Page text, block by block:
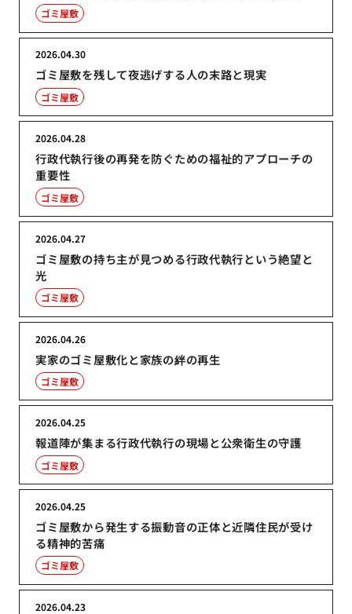
ゴミ屋敷
ゴミ屋敷を残して夜逃げする人の末路と現実
2026.04.30
ゴミ屋敷
行政代執行後の再発を防ぐための福祉的アプローチの
重要性
2026.04.28
ゴミ屋敷
ゴミ屋敷の持ち主が見つめる行政代執行という絶望と
光
2026.04.27
ゴミ屋敷
実家のゴミ屋敷化と家族の絆の再生
2026.04.26
ゴミ屋敷
報道陣が集まる行政代執行の現場と公衆衛生の守護
2026.04.25
ゴミ屋敷
ゴミ屋敷から発生する振動音の正体と近隣住民が受け
る精神的苦痛
2026.04.25
ゴミ屋敷
2026.04.23